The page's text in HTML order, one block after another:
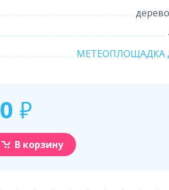
МЕТЕОПЛОЩАДКА
₽
В корзину